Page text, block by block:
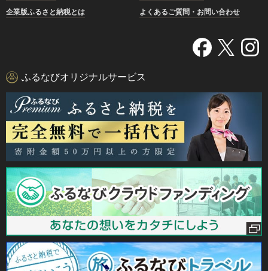
企業版ふるさと納税とは
よくあるご質問・お問い合わせ
ふるなびオリジナルサービス